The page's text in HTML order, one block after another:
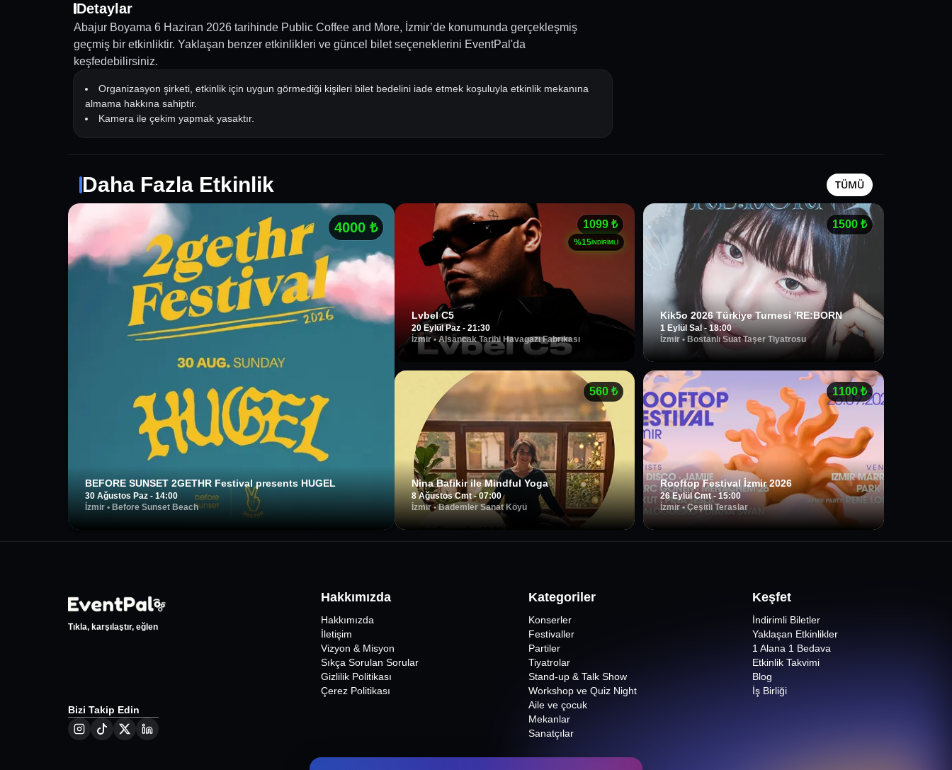
Detaylar
Abajur Boyama 6 Haziran 2026 tarihinde Public Coffee and More, İzmir’de konumunda gerçekleşmiş
geçmiş bir etkinliktir. Yaklaşan benzer etkinlikleri ve güncel bilet seçeneklerini EventPal'da
keşfedebilirsiniz.
Organizasyon şirketi, etkinlik için uygun görmediği kişileri bilet bedelini iade etmek koşuluyla etkinlik mekanına
almama hakkına sahiptir.
Kamera ile çekim yapmak yasaktır.
Daha Fazla Etkinlik TÜMÜ
4000₺
BEFORE SUNSET 2GETHR Festival presents HUGEL
30 Ağustos Paz - 14:00
İzmir • Before Sunset Beach
1099 ₺
%15İNDİRİMLİ
Lvbel C5
20 Eylül Paz - 21:30
İzmir• Alsancak Tarihi Havagazı Fabrikası
1500₺
Kik5o 2026 Türkiye Turnesi 'RE:BORN
1 Eylül Sal - 18:00
İzmir • Bostanlı Suat Taşer Tiyatrosu
560 ₺
Nina Bafikir ile Mindful Yoga
8 Ağustos Cmt - 07:00
İzmir•Bademler Sanat Köyü
1100₺
Rooftop Festival İzmir 2026
26 Eylül Cmt - 15:00
İzmir •Çeşitli Teraslar
Tıkla, karşılaştır, eğlen
Bizi Takip Edin
Hakkımızda
Hakkımızda
İletişim
Vizyon & Misyon
Sıkça Sorulan Sorular
Gizlilik Politikası
Çerez Politikası
Kategoriler
Konserler
Festivaller
Partiler
Tiyatrolar
Stand-up & Talk Show
Workshop ve Quiz Night
Aile ve çocuk
Mekanlar
Sanatçılar
Keşfet
İndirimli Biletler
Yaklaşan Etkinlikler
1 Alana 1 Bedava
Etkinlik Takvimi
Blog
İş Birliği